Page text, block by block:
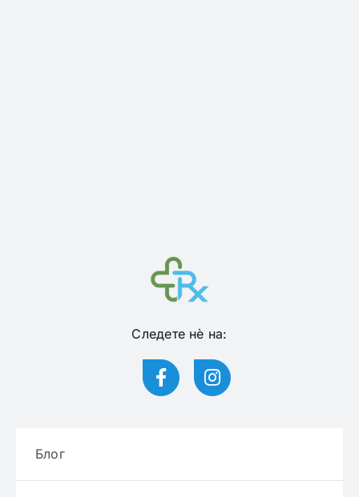
Следете нѐ на:
Блог